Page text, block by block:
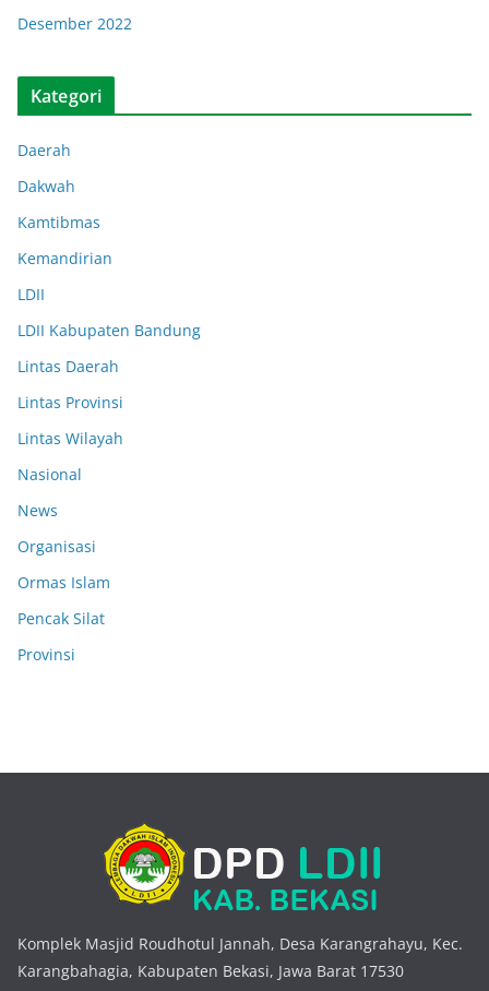
Desember 2022
Kategori
Daerah
Dakwah
Kamtibmas
Kemandirian
LDII
LDII Kabupaten Bandung
Lintas Daerah
Lintas Provinsi
Lintas Wilayah
Nasional
News
Organisasi
Ormas Islam
Pencak Silat
Provinsi
Komplek Masjid Roudhotul Jannah, Desa Karangrahayu, Kec.
Karangbahagia, Kabupaten Bekasi, Jawa Barat 17530